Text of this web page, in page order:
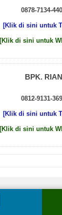
0878-7134-
[Klik di sini untuk
[Klik di sini untuk
BPK. RIAN
0812-9131-
[Klik di sini untuk
[Klik di sini untuk